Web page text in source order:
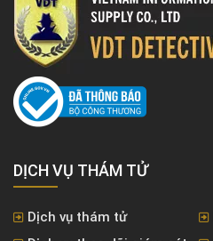
DỊCH VỤ THÁM TỬ
Dịch vụ thám tử